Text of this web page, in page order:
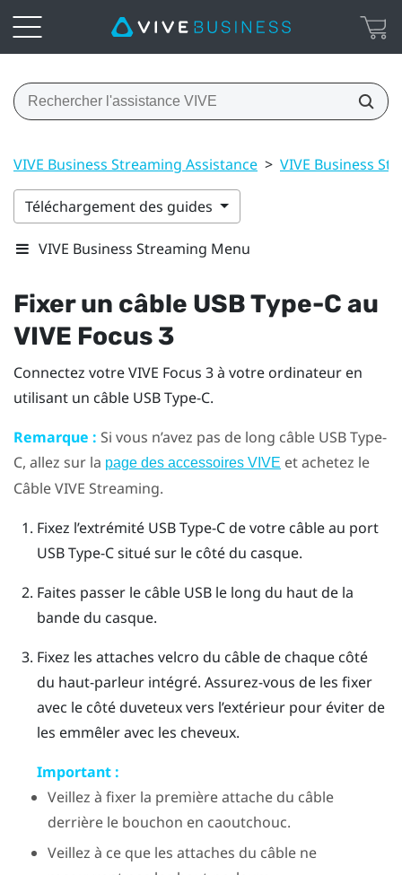
VIVE Business Streaming Assistance > VIVE Business
Téléchargement des guides
VIVE Business Streaming Menu
Fixer un câble USB Type-C au
VIVE Focus 3
Connectez votreVIVE Focus 3à votre ordinateur en
utilisant un câble USB Type-C.
Remarque : Si vous n’avez pas de long câble USB Type-
C, allez sur la page des accessoires VIVE et achetez le
Câble VIVE Streaming.
Fixez l’extrémité USB Type-Cde votre câble au port
USB Type-Csitué sur le côté du casque.
Faites passer le câble USB le long du haut de la
bande du casque.
Fixez les attaches velcro du câble de chaque côté
du haut-parleur intégré. Assurez-vous de les fixer
avec le côté duveteux vers l’extérieur pour éviter de
les emmêler avec les cheveux.
Important :
Veillez à fixer la première attache du câble
derrière le bouchon en caoutchouc.
Veillez à ce que les attaches du câble ne